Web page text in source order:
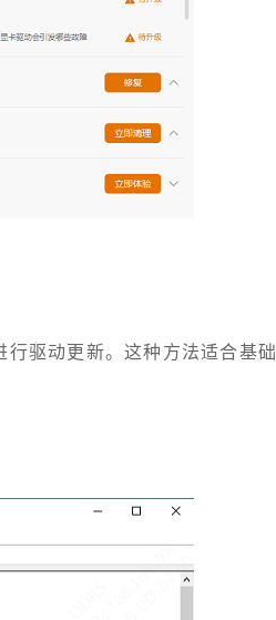
驱动更新。这种方法适合基础